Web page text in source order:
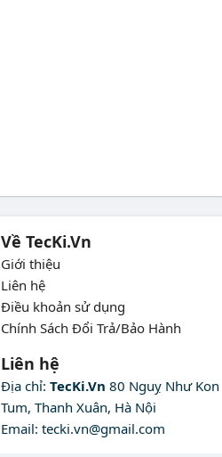
Về TecKi.Vn
Giới thiệu
Liên hệ
Điều khoản sử dụng
Chính Sách Đổi Trả/Bảo Hành
Liên hệ
Địa chỉ: TecKi.Vn 80 Nguỵ Như Kon
Tum, Thanh Xuân, Hà Nội
Email: tecki.vn@gmail.com